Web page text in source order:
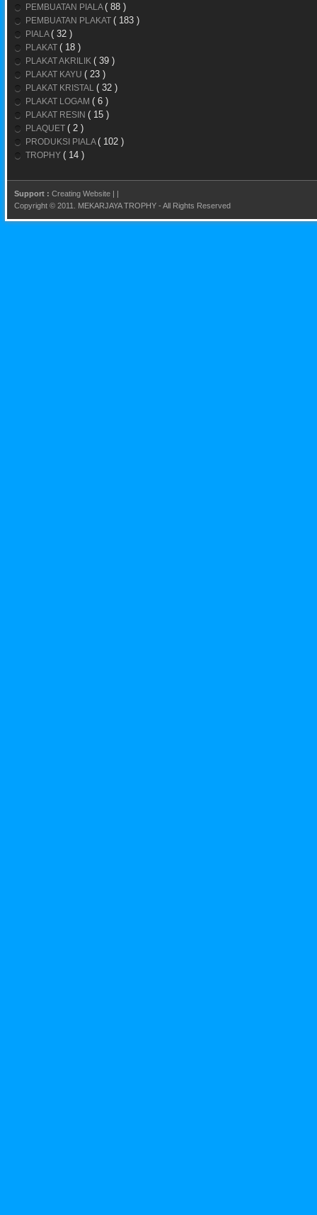
PEMBUATAN PIALA( 88 )
PEMBUATAN PLAKAT ( 183 )
PIALA( 32 )
PLAKAT ( 18 )
PLAKAT AKRILIK ( 39 )
PLAKAT KAYU ( 23 )
PLAKAT KRISTAL ( 32 )
PLAKAT LOGAM ( 6 )
PLAKAT RESIN ( 15 )
PLAQUET ( 2 )
PRODUKSI PIALA( 102 )
TROPHY ( 14 )
Support : Creating Website | |
Copyright © 2011. MEKARJAYA TROPHY - All Rights Reserved